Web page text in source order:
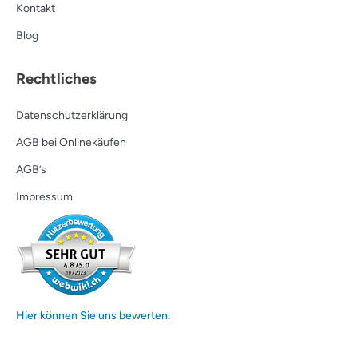
Kontakt
Blog
Rechtliches
Datenschutzerklärung
AGB bei Onlinekäufen
AGB’s
Impressum
Hier können Sie uns bewerten.